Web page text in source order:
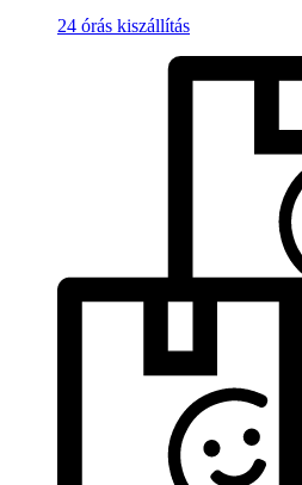
24 órás kiszállítás